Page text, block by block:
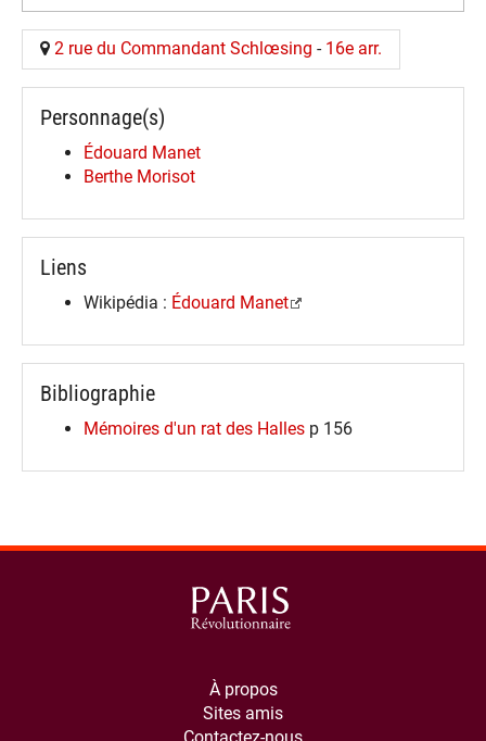
2 rue du Commandant Schlœsing - 16e arr.
Personnage(s)
Édouard Manet
Berthe Morisot
Liens
Wikipédia : Édouard Manet
Bibliographie
Mémoires d'un rat des Halles p 156
À propos
Sites amis